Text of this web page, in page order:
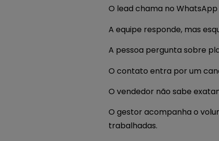
O lead chama no
A equipe responde, mas
A pessoa pergunta sobre
O contato entra por um
O vendedor não sabe
O gestor acompanha o
trabalhadas.